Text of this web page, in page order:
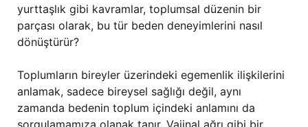
yurttaşlık gibi kavramlar, toplumsal düzenin bir
parçası olarak, bu tür beden deneyimlerini nasıl
dönüştürür?
Toplumların bireyler üzerindeki egemenlik ilişkilerini
anlamak, sadece bireysel sağlığı değil, aynı
zamanda bedenin toplum içindeki anlamını da
sorgulamamıza olanak tanır. Vajinal ağrı gibi bir